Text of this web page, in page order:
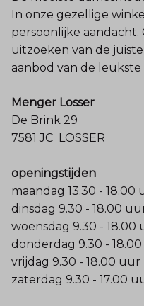
In onze gezellige
persoonlijke aandacht.
uitzoeken van de
aanbod van de
Menger Losser
De Brink 29
7581 JC LOSSER
openingstijden
maandag 13.30 - 18.00
dinsdag 9.30 - 18.00
woensdag 9.30 - 18.00
donderdag 9.30 -
vrijdag 9.30 - 18.00 uur
zaterdag 9.30 - 17.00